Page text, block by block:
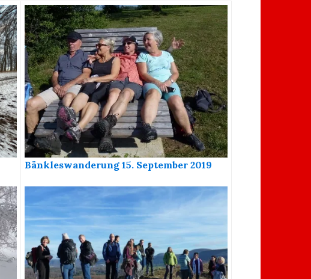
Bänkleswanderung 15. September 2019